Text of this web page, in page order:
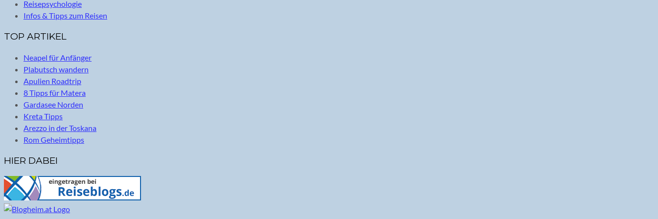
Reisepsychologie
Infos & Tipps zum Reisen
TOP ARTIKEL
Neapel für Anfänger
Plabutsch wandern
Apulien Roadtrip
8 Tipps für Matera
Gardasee Norden
Kreta Tipps
Arezzo in der Toskana
Rom Geheimtipps
HIER DABEI